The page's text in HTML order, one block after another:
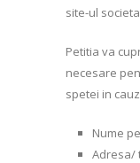
site-ul
Petitia va
necesare
spetei in
Nume
Adresa/